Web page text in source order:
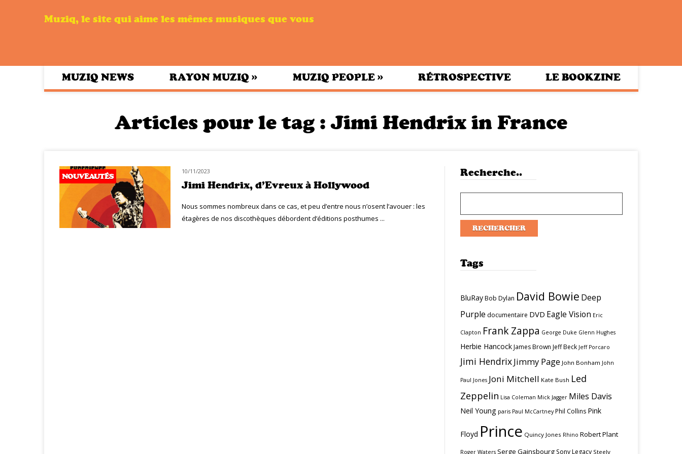
Muziq, le site qui aime les mêmes musiques que vous
MUZIQ NEWS RAYON MUZIQ » MUZIQ PEOPLE » RÉTROSPECTIVE LE BOOKZINE
Articles pour le tag :Jimi Hendrix in France
NOUVEAUTÉS
10/11/2023
Jimi Hendrix, d’Evreux à Hollywood
Nous sommes nombreux dans ce cas, et peu d’entre nous n’osent l’avouer : les
étagères de nos discothèques débordent d’éditions posthumes ...
Recherche..
Tags
BluRay Bob Dylan David Bowie Deep
Purple documentaire DVD Eagle Vision Eric
Clapton Frank Zappa George Duke Glenn Hughes
Herbie Hancock James Brown Jeff Beck Jeff Porcaro
Jimi HendrixJimmy Page John Bonham John
Paul Jones Joni Mitchell Kate Bush Led
Zeppelin Lisa Coleman Mick Jagger Miles Davis
Neil Young paris Paul McCartney Phil Collins Pink
Floyd Prince Quincy Jones Rhino Robert Plant
Roger Waters Serge Gainsbourg Sony Legacy Steely